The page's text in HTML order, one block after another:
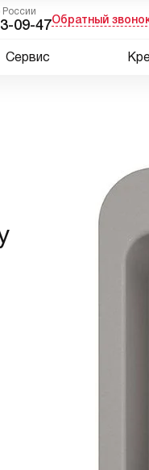
России
09-47Обратный
Сервис